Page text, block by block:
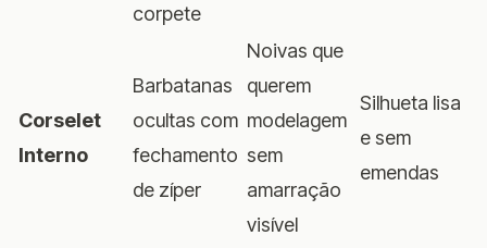
corpete
Corselet
Interno
Barbatanas
ocultas com
fechamento
de zíper
Noivas que
querem
modelagem
sem
amarração
visível
Silhueta lisa
e sem
emendas